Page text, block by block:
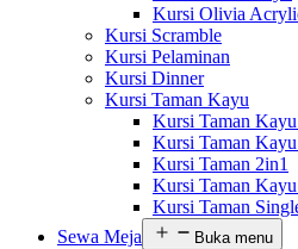
Kursi Olivia
Kursi Scramble
Kursi Pelaminan
Kursi Dinner
Kursi Taman Kayu
Kursi Taman
Kursi Taman
Kursi Taman 2in1
Kursi Taman
Kursi Taman
Sewa Meja
Buka menu